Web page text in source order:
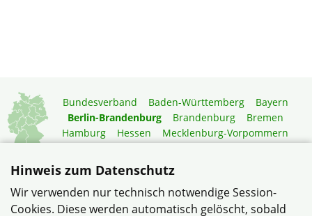
Bundesverband Baden-Württemberg
Bayern
Berlin-Brandenburg
Brandenburg
Bremen
Hamburg
Hessen
Mecklenburg-Vorpommern
Rheinland-Pfalz
Sachsen-Anhalt
Schleswig-Holstein
Mitgliedermagazin
Gartenberatung
Hinweis zum Datenschutz
Wir verwenden nur technisch notwendige Session-
Cookies. Diese werden automatisch gelöscht, sobald